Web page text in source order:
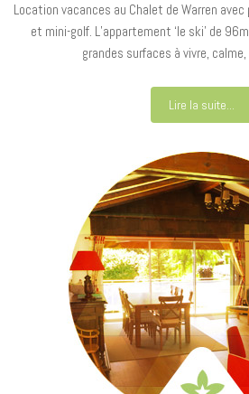
Location vacances au Chalet de Warren
et mini-golf. L’appartement ‘le ski’ de
grandes surfaces à vivre,
Lire la suite...